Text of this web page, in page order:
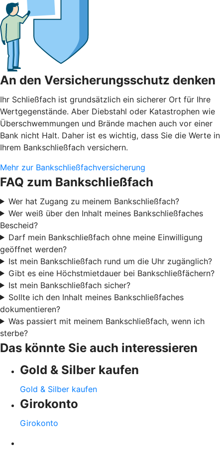
An den Versicherungsschutz denken
Ihr Schließfach ist grundsätzlich ein sicherer Ort für Ihre
Wertgegenstände. Aber Diebstahl oder Katastrophen wie
Überschwemmungen und Brände machen auch vor einer
Bank nicht Halt. Daher ist es wichtig, dass Sie die Werte in
Ihrem Bankschließfach versichern.
Mehr zur Bankschließfachversicherung
FAQ zum Bankschließfach
Wer hat Zugang zu meinem Bankschließfach?
Wer weiß über den Inhalt meines Bankschließfaches
Bescheid?
Darf mein Bankschließfach ohne meine Einwilligung
geöffnet werden?
Ist mein Bankschließfach rund um die Uhr zugänglich?
Gibt es eine Höchstmietdauer bei Bankschließfächern?
Ist mein Bankschließfach sicher?
Sollte ich den Inhalt meines Bankschließfaches
dokumentieren?
Was passiert mit meinem Bankschließfach, wenn ich
sterbe?
Das könnte Sie auch interessieren
Gold & Silber kaufen
Gold & Silber kaufen
Girokonto
Girokonto